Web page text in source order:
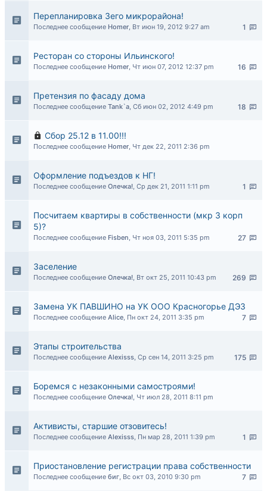
Перепланировка 3его микрорайона!
1
Последнее сообщение Homer, Вт июн 19, 2012 9:27 am
Ресторан со стороны Ильинского!
16
Последнее сообщение Homer, Чт июн 07, 2012 12:37 pm
Претензия по фасаду дома
18
Последнее сообщение Tank`a, Сб июн 02, 2012 4:49 pm
Сбор 25.12 в 11.00!!!
Последнее сообщение Homer, Чт дек 22, 2011 2:36 pm
Оформление подъездов к НГ!
1
Последнее сообщение Олечка!, Ср дек 21, 2011 1:11 pm
Посчитаем квартиры в собственности (мкр 3 корп
5)?
27
Последнее сообщение Fisben, Чт ноя 03, 2011 5:35 pm
Заселение
269
Последнее сообщение Олечка!, Вт окт 25, 2011 10:43 pm
Замена УК ПАВШИНО на УК ООО Красногорье ДЭЗ
7
Последнее сообщение Alice, Пн окт 24, 2011 3:35 pm
Этапы строительства
175
Последнее сообщение Alexisss, Ср сен 14, 2011 3:25 pm
Боремся с незаконными самостроями!
Последнее сообщение Олечка!, Чт июл 28, 2011 8:11 pm
Активисты, старшие отзовитесь!
1
Последнее сообщение Alexisss, Пн мар 28, 2011 1:39 pm
Приостановление регистрации права собственности
7
Последнее сообщение биг, Вс окт 03, 2010 9:30 pm